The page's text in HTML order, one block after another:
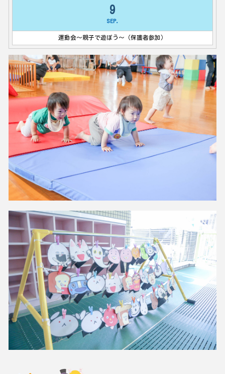
9
SEP.
運動会～親子で遊ぼう～（保護者参加）